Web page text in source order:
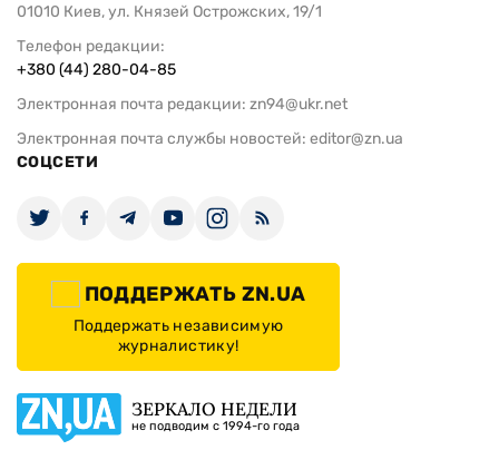
01010 Киев, ул. Князей Острожских, 19/1
Телефон редакции:
+380 (44) 280-04-85
Электронная почта редакции: zn94@ukr.net
Электронная почта службы новостей: editor@zn.ua
СОЦСЕТИ
ПОДДЕРЖАТЬ ZN.UA
Поддержать независимую
журналистику!
ЗЕРКАЛО НЕДЕЛИ
не подводим с 1994-го года